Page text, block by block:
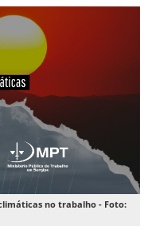
no trabalho - Foto: